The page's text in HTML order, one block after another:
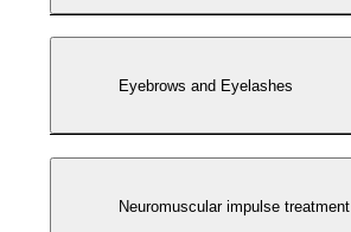
Eyebrows and Eyelashes
Neuromuscular impulse treatment